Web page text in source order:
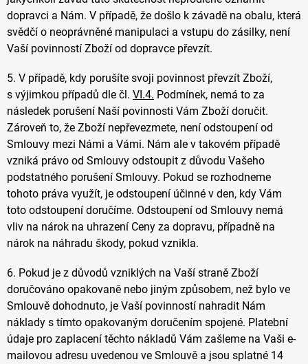
dopravci a Nám. V případě, že došlo k závadě na obalu, která
svědčí o neoprávněné manipulaci a vstupu do zásilky, není
Vaší povinností Zboží od dopravce převzít.
5. V případě, kdy porušíte svoji povinnost převzít Zboží,
s výjimkou případů dle čl. VI.4. Podmínek, nemá to za
následek porušení Naší povinnosti Vám Zboží doručit.
Zároveň to, že Zboží nepřevezmete, není odstoupení od
Smlouvy mezi Námi a Vámi. Nám ale v takovém případě
vzniká právo od Smlouvy odstoupit z důvodu Vašeho
podstatného porušení Smlouvy. Pokud se rozhodneme
tohoto práva využít, je odstoupení účinné v den, kdy Vám
toto odstoupení doručíme. Odstoupení od Smlouvy nemá
vliv na nárok na uhrazení Ceny za dopravu, případně na
nárok na náhradu škody, pokud vznikla.
6. Pokud je z důvodů vzniklých na Vaší straně Zboží
doručováno opakovaně nebo jiným způsobem, než bylo ve
Smlouvě dohodnuto, je Vaší povinností nahradit Nám
náklady s tímto opakovaným doručením spojené. Platební
údaje pro zaplacení těchto nákladů Vám zašleme na Vaši e-
mailovou adresu uvedenou ve Smlouvě a jsou splatné 14